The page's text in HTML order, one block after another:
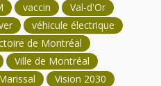
vaccin
Val-d'Or
véhicule électrique
de Montréal
Ville de Montréal
Vision 2030